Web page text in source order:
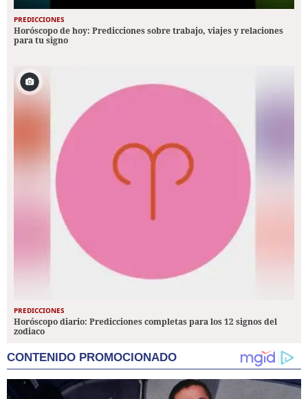
PREDICCIONES
Horóscopo de hoy: Predicciones sobre trabajo, viajes y relaciones
para tu signo
PREDICCIONES
Horóscopo diario: Predicciones completas para los 12 signos del
zodiaco
CONTENIDO PROMOCIONADO